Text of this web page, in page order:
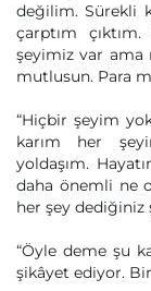
değilim. Sürekli
çarptım
şeyimiz var ama
mutlusun. Para
“Hiçbir şeyim
karım her
yoldaşım.
daha önemli ne
her şey dediğiniz
“Öyle deme şu
şikâyet ediyor.